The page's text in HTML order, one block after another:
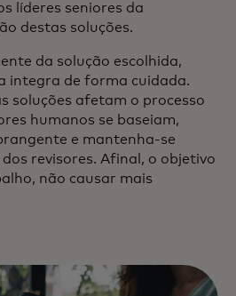
líderes seniores da
destas soluções.
da solução escolhida,
integra de forma cuidada.
soluções afetam o processo
humanos se baseiam,
e mantenha-se
revisores. Afinal, o objetivo
não causar mais